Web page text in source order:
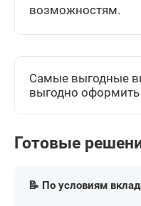
возможностям.
Самые выгодные
выгодно оформить
Готовые
📝 По условиям